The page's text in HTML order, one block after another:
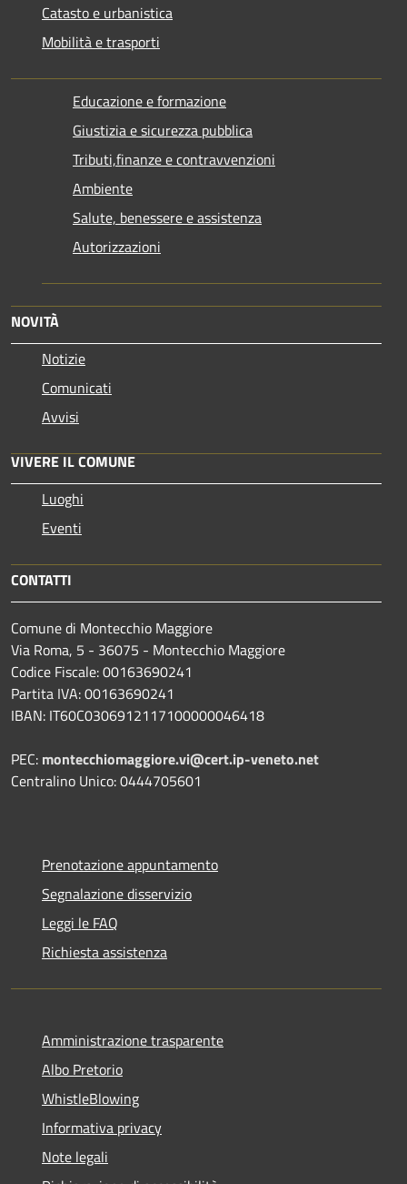
Catasto e urbanistica
Mobilità e trasporti
Educazione e formazione
Giustizia e sicurezza pubblica
Tributi,finanze e contravvenzioni
Ambiente
Salute, benessere e assistenza
Autorizzazioni
NOVITÀ
Notizie
Comunicati
Avvisi
VIVERE IL COMUNE
Luoghi
Eventi
CONTATTI
Comune di Montecchio Maggiore
Via Roma, 5 - 36075 - Montecchio Maggiore
Codice Fiscale: 00163690241
Partita IVA: 00163690241
IBAN: IT60C0306912117100000046418
PEC: montecchiomaggiore.vi@cert.ip-veneto.net
Centralino Unico: 0444705601
Prenotazione appuntamento
Segnalazione disservizio
Leggi le FAQ
Richiesta assistenza
Amministrazione trasparente
Albo Pretorio
WhistleBlowing
Informativa privacy
Note legali